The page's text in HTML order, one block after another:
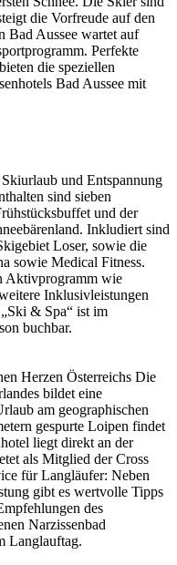
die Vorfreude auf den
Bad Aussee wartet auf
Perfekte
die speziellen
Bad Aussee mit
und Entspannung
sind sieben
und der
Inkludiert sind
Loser, sowie die
sowie Medical Fitness.
Aktivprogramm wie
Inklusivleistungen
& Spa“ ist im
buchbar.
Herzen Österreichs Die
bildet eine
am geographischen
gespurte Loipen findet
liegt direkt an der
als Mitglied der Cross
für Langläufer: Neben
gibt es wertvolle Tipps
des
Narzissenbad
Langlauftag.